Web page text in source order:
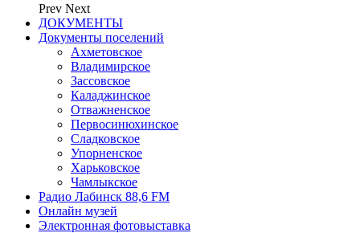
Prev Next
ДОКУМЕНТЫ
Документы поселений
Ахметовское
Владимирское
Зассовское
Каладжинское
Отважненское
Первосинюхинское
Сладковское
Упорненское
Харьковское
Чамлыкское
Радио Лабинск 88,6 FM
Онлайн музей
Электронная фотовыставка